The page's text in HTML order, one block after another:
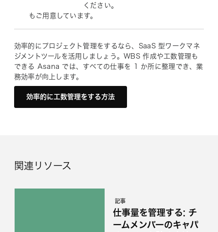
ください。
もご用意しています。
効率的にプロジェクト管理をするなら、SaaS 型ワークマネ
ジメントツールを活用しましょう。WBS 作成や工数管理も
できる Asana では、すべての仕事を 1 か所に整理でき、業
務効率が向上します。
効率的に工数管理をする方法
関連リソース
記事
仕事量を管理する: チ
ームメンバーのキャパ